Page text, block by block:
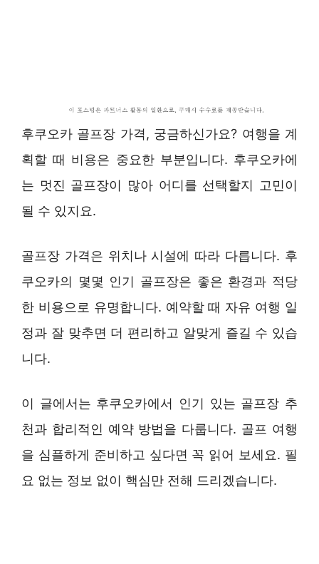
후쿠오카 골프장 가격, 궁금하신가요? 여행을 계
획할 때 비용은 중요한 부분입니다. 후쿠오카에
는 멋진 골프장이 많아 어디를 선택할지 고민이
될 수 있지요.
골프장 가격은 위치나 시설에 따라 다릅니다. 후
쿠오카의 몇몇 인기 골프장은 좋은 환경과 적당
한 비용으로 유명합니다. 예약할 때 자유 여행 일
정과 잘 맞추면 더 편리하고 알맞게 즐길 수 있습
니다.
이 글에서는 후쿠오카에서 인기 있는 골프장 추
천과 합리적인 예약 방법을 다룹니다. 골프 여행
을 심플하게 준비하고 싶다면 꼭 읽어 보세요. 필
요 없는 정보 없이 핵심만 전해 드리겠습니다.